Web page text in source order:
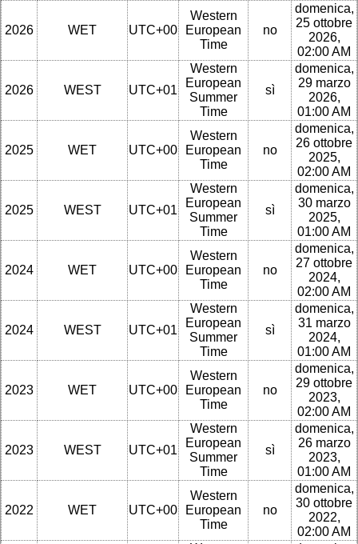
2026 WET UTC+00
Western
European
Time
no
domenica,
25 ottobre
2026,
02:00 AM
2026 WEST UTC+01
Western
European
Summer
Time
sì
domenica,
29 marzo
2026,
01:00 AM
2025 WET UTC+00
Western
European
Time
no
domenica,
26 ottobre
2025,
02:00 AM
2025 WEST UTC+01
Western
European
Summer
Time
sì
domenica,
30 marzo
2025,
01:00 AM
2024 WET UTC+00
Western
European
Time
no
domenica,
27 ottobre
2024,
02:00 AM
2024 WEST UTC+01
Western
European
Summer
Time
sì
domenica,
31 marzo
2024,
01:00 AM
2023 WET UTC+00
Western
European
Time
no
domenica,
29 ottobre
2023,
02:00 AM
2023 WEST UTC+01
Western
European
Summer
Time
sì
domenica,
26 marzo
2023,
01:00 AM
2022 WET UTC+00
Western
European
Time
no
domenica,
30 ottobre
2022,
02:00 AM